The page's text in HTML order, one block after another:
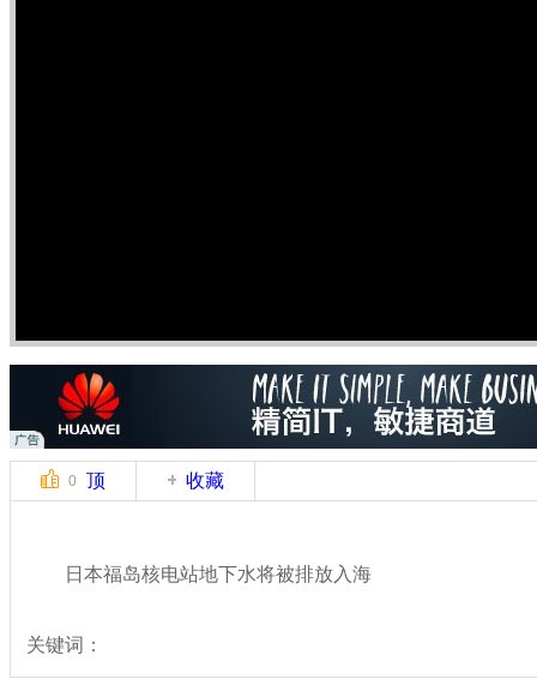
0 顶 收藏
日本福岛核电站地下水将被排放入海
关键词：